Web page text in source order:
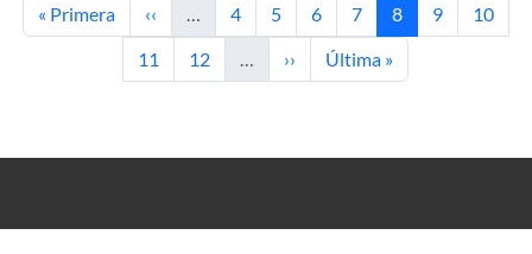
First page
« Primera Previous page
‹‹ … Page
4 Page
5 Page
6 Page
7 Current page
8 Page
9 Page
10
Page
11 Page
12 … Next page
›› Last page
Última »